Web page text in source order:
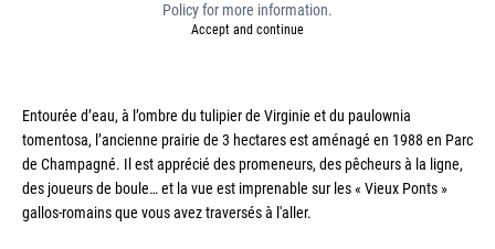
Policy for more information.
Accept and continue
Entourée d’eau, à l’ombre du tulipier de Virginie et du paulownia
tomentosa, l’ancienne prairie de 3 hectares est aménagé en 1988 en Parc
de Champagné. Il est apprécié des promeneurs, des pêcheurs à la ligne,
des joueurs de boule… et la vue est imprenable sur les « Vieux Ponts »
gallos-romains que vous avez traversés à l'aller.